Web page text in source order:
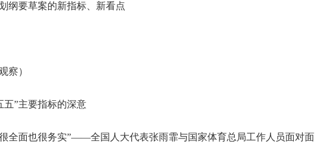
纲要草案的新指标、新看点
察）
五”主要指标的深意
全面也很务实”——全国人大代表张雨霏与国家体育总局工作人员面对面